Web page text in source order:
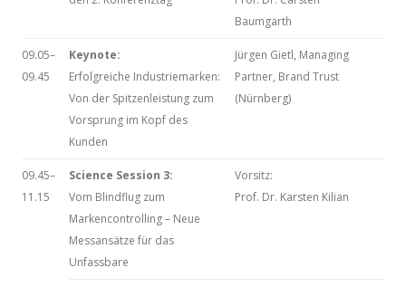
Baumgarth
09.05–
09.45
Keynote:
Erfolgreiche Industriemarken:
Von der Spitzenleistung zum
Vorsprung im Kopf des
Kunden
Jürgen Gietl, Managing
Partner, Brand Trust
(Nürnberg)
09.45–
11.15
Science Session 3:
Vom Blindflug zum
Markencontrolling – Neue
Messansätze für das
Unfassbare
Vorsitz:
Prof. Dr. Karsten Kilian